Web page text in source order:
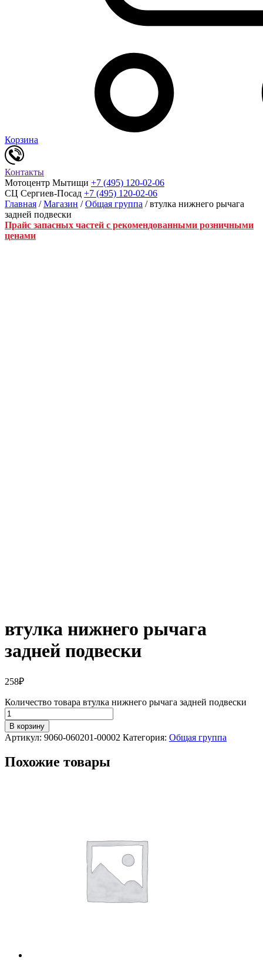
Корзина
Контакты
Мотоцентр Мытищи +7 (495) 120-02-06
СЦ Сергиев-Посад +7 (495) 120-02-06
Главная /Магазин /Общая группа / втулка нижнего рычага
задней подвески
Прайс запасных частей с рекомендованными розничными
ценами
втулка нижнего рычага
задней подвески
258₽
Количество товара втулка нижнего рычага задней подвески
В корзину
Артикул: 9060-060201-00002 Категория: Общая группа
Похожие товары